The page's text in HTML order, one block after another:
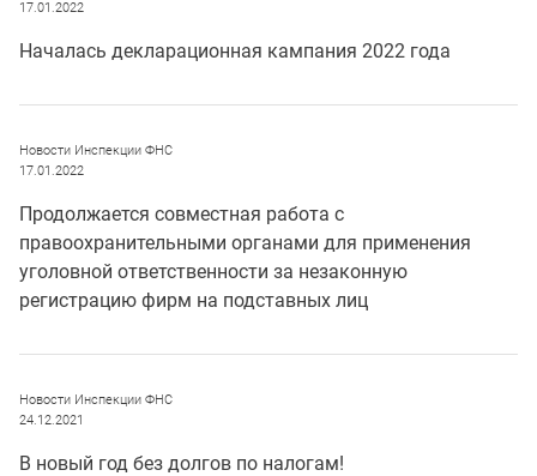
17.01.2022
Началась декларационная кампания 2022 года
Новости Инспекции ФНС
17.01.2022
Продолжается совместная работа с
правоохранительными органами для применения
уголовной ответственности за незаконную
регистрацию фирм на подставных лиц
Новости Инспекции ФНС
24.12.2021
В новый год без долгов по налогам!